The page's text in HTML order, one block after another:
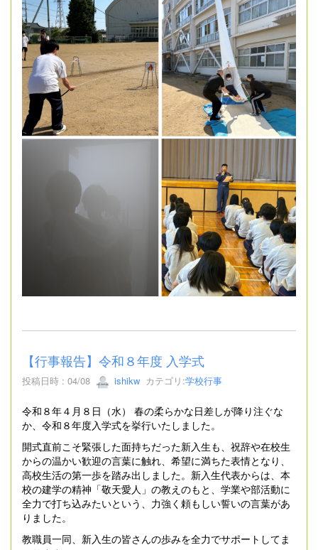
【行事報告】令和８年度 入学式
投稿日時 : 04/08 ishikw カテゴリ:学校行事
令和８年４月８日（水） 春の柔らかな日差しが降り注ぐな
か、令和８年度入学式を挙行いたしました。
開式直前こそ緊張した面持ちだった新入生も、祝辞や在校生
からの温かい歓迎の言葉に触れ、希望に満ちた表情となり、
高校生活の第一歩を踏み出しました。新入生代表からは、本
校の建学の精神「敬天愛人」の教えのもと、学業や部活動に
全力で打ち込みたいという、力強く頼もしい誓いの言葉があ
りました。
教職員一同、新入生の皆さんの歩みを全力でサポートしてま